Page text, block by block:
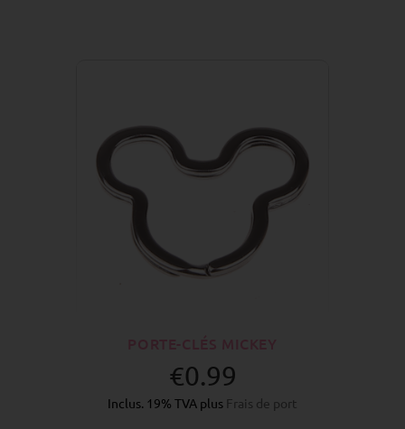
€0.99
Inclus. 19% TVA plus Frais de port